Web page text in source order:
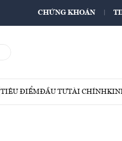
CHỨNG KHOÁN
TIÊU ĐIỂMĐẦU TƯTÀI CHÍNH